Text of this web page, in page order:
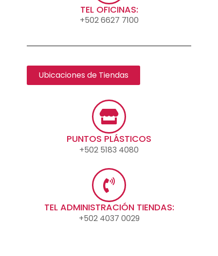
TEL OFICINAS:
+502 6627 7100
Ubicaciones de Tiendas
PUNTOS PLÁSTICOS
+502 5183 4080
TEL ADMINISTRACIÓN TIENDAS:
+502 4037 0029